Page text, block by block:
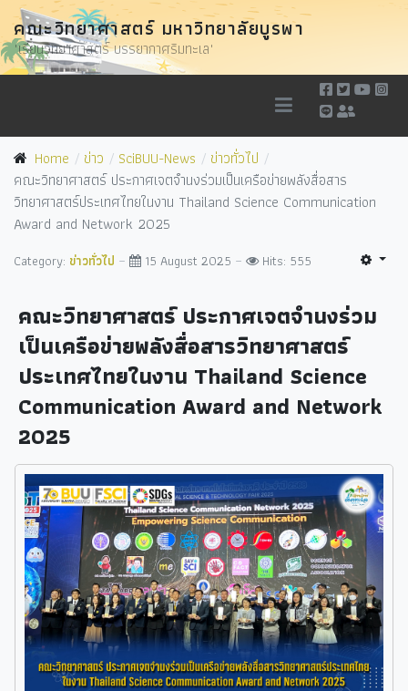
คณะวิทยาศาสตร์ มหาวิทยาลัยบูรพา
"เรียนวิทยาศาสตร์ บรรยากาศริมทะเล"
Home ข่าว SciBUU-News
ข่าวทั่วไป
คณะวิทยาศาสตร์ ประกาศเจตจำนงร่วมเป็นเครือข่ายพลังสื่อสาร
วิทยาศาสตร์ประเทศไทยในงาน Thailand Science Communication
Award and Network 2025
Category: ข่าวทั่วไป 15 August 2025 Hits: 555
คณะวิทยาศาสตร์ ประกาศเจตจำนงร่วม
เป็นเครือข่ายพลังสื่อสารวิทยาศาสตร์
ประเทศไทยในงาน Thailand Science
Communication Award and Network
2025